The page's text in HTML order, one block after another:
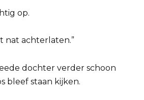
op.
nat achterlaten.”
dochter verder schoon
bleef staan kijken.